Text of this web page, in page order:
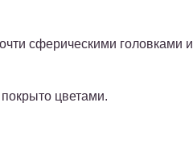
сферическими головками и
цветами.